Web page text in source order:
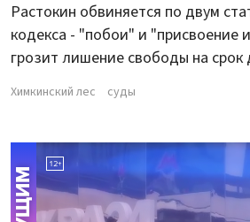
Растокин обвиняется по двум
кодекса - "побои" и "присвоение
грозит лишение свободы на срок
Химкинский лес суды